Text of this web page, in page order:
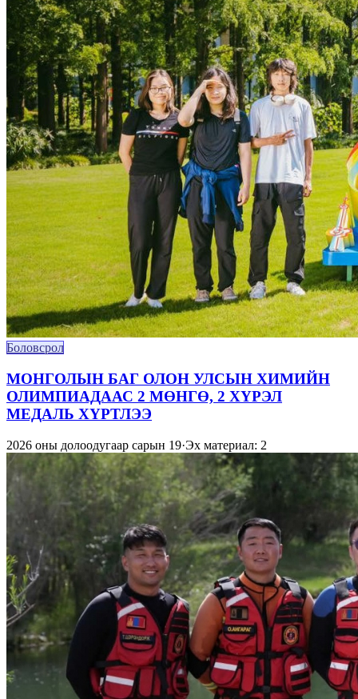
Боловсрол
МОНГОЛЫН БАГ ОЛОН УЛСЫН ХИМИЙН
ОЛИМПИАДААС 2 МӨНГӨ, 2 ХҮРЭЛ
МЕДАЛЬ ХҮРТЛЭЭ
2026 оны долоодугаар сарын 19·Эх материал: 2